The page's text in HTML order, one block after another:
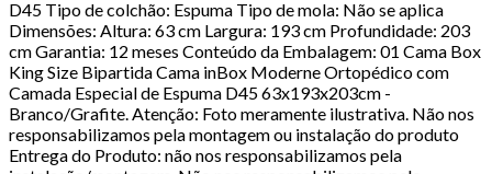
D45 Tipo de colchão: Espuma Tipo de mola: Não se aplica
Dimensões: Altura: 63 cm Largura: 193 cm Profundidade: 203
cm Garantia: 12 meses Conteúdo da Embalagem: 01 Cama Box
King Size Bipartida Cama inBox Moderne Ortopédico com
Camada Especial de Espuma D45 63x193x203cm -
Branco/Grafite. Atenção: Foto meramente ilustrativa. Não nos
responsabilizamos pela montagem ou instalação do produto
Entrega do Produto: não nos responsabilizamos pela